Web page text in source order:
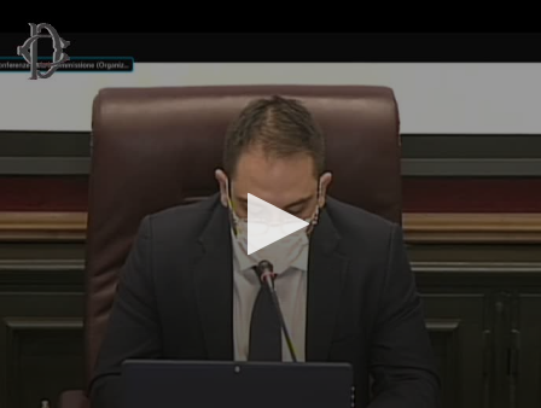
Vai al contenuto principale
WebTV Camera dei Deputati
Vai al menu di navigazione
Fine contenuto
Vai al contenuto principale Vai al menu di navigazione